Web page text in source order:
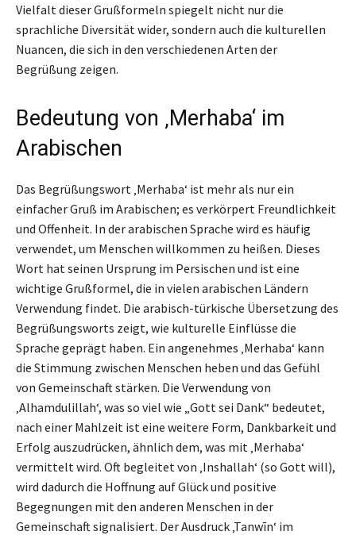
Vielfalt dieser Grußformeln spiegelt nicht nur die
sprachliche Diversität wider, sondern auch die kulturellen
Nuancen, die sich in den verschiedenen Arten der
Begrüßung zeigen.
Bedeutung von ‚Merhaba‘ im
Arabischen
Das Begrüßungswort ‚Merhaba‘ ist mehr als nur ein
einfacher Gruß im Arabischen; es verkörpert Freundlichkeit
und Offenheit. In der arabischen Sprache wird es häufig
verwendet, um Menschen willkommen zu heißen. Dieses
Wort hat seinen Ursprung im Persischen und ist eine
wichtige Grußformel, die in vielen arabischen Ländern
Verwendung findet. Die arabisch-türkische Übersetzung des
Begrüßungsworts zeigt, wie kulturelle Einflüsse die
Sprache geprägt haben. Ein angenehmes ‚Merhaba‘ kann
die Stimmung zwischen Menschen heben und das Gefühl
von Gemeinschaft stärken. Die Verwendung von
‚Alhamdulillah‘, was so viel wie „Gott sei Dank“ bedeutet,
nach einer Mahlzeit ist eine weitere Form, Dankbarkeit und
Erfolg auszudrücken, ähnlich dem, was mit ‚Merhaba‘
vermittelt wird. Oft begleitet von ‚Inshallah‘ (so Gott will),
wird dadurch die Hoffnung auf Glück und positive
Begegnungen mit den anderen Menschen in der
Gemeinschaft signalisiert. Der Ausdruck ‚Tanwīn‘ im